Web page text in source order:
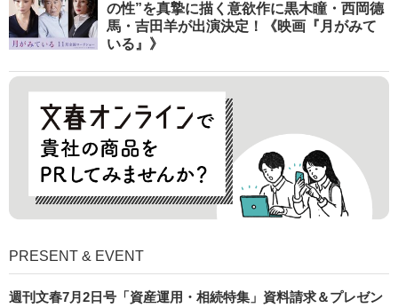
の性”を真摯に描く意欲作に黒木瞳・西岡德
馬・吉田羊が出演決定！《映画『月がみて
いる』》
PRESENT & EVENT
週刊文春7月2日号「資産運用・相続特集」資料請求＆プレゼン